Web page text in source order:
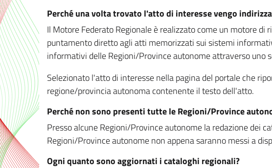
Perché una volta trovato l'atto di interesse vengo
Il Motore Federato Regionale è realizzato come un motore
puntamento diretto agli atti memorizzati sui sistemi
informativi delle Regioni/Province autonome attraverso uno
Selezionato l'atto di interesse nella pagina del portale che
regione/provincia autonoma contenente il testo dell'atto.
Perché non sono presenti tutte le Regioni/Province
Presso alcune Regioni/Province autonome la redazione dei
Regioni/Province autonome non appena saranno messi a
Ogni quanto sono aggiornati i cataloghi regionali?